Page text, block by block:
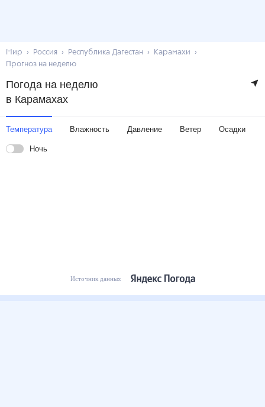
Мир Россия Республика Дагестан
Карамахи
Прогноз на неделю
Погода на неделю
в Карамахах
Температура Влажность Давление Ветер Осадки
Ночь
Источник данных